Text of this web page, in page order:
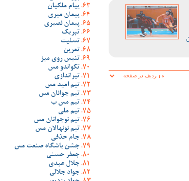
پیام ملکیان
پیمان میری
پیمان نصیری
تبریک
تسلیت
تمرین
تنیس روی میز
تکواندو مس
تیراندازی
تیم امید مس
تیم جوانان مس
تیم مس ب
تیم ملی
تیم نوجوانان مس
تیم نونهالان مس
جام حذفی
جشن باشگاه صنعت مس
جعفر حسنی
جلال عبدی
جواد جلالی